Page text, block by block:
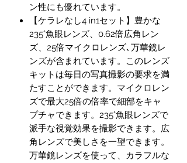
ン性にも優れています。
【ケラレなし4 in1セット】豊かな
235°魚眼レンズ、0.62倍広角レン
ズ、25倍マイクロレンズ､万華鏡レ
ンズが含まれています。このレンズ
キットは毎日の写真撮影の要求を満
たすことができます。マイクロレン
ズで最大25倍の倍率で細部をキャ
プチャできます。235°魚眼レンズで
派手な視覚効果を撮影できます。広
角レンズで美しさを一望できます。
万華鏡レンズを使って、カラフルな